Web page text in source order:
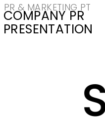
PR & MARKETING PT
COMPANY PR
PRESENTATION
SK